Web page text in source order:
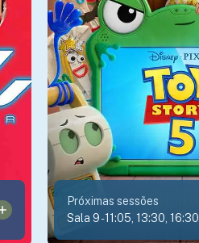
Próximas sessões
Sala 9-11:05, 13:30, 16:30